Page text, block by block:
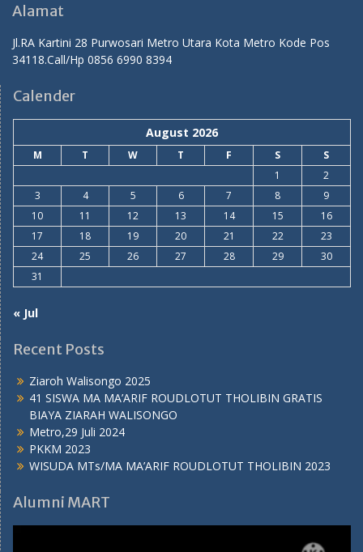
Alamat
Jl.RA Kartini 28 Purwosari Metro Utara Kota Metro Kode Pos
34118.Call/Hp 0856 6990 8394
Calender
August 2026
M T W T F S
S
1
2
3
4 5 6 7 8
9
10
11 12 13 14 15
16
17
18 19 20 21 22
23
24
25 26 27 28 29
30
31
« Jul
Recent Posts
Ziaroh Walisongo 2025
41 SISWA MA MA’ARIF ROUDLOTUT THOLIBIN GRATIS
BIAYA ZIARAH WALISONGO
Metro,29 Juli 2024
PKKM 2023
WISUDA MTs/MA MA’ARIF ROUDLOTUT THOLIBIN 2023
Alumni MART